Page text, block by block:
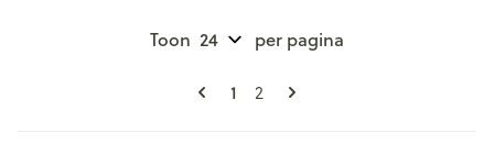
Pagina's
U lees momenteel pagina
1 Pagina
2
Toon per pagina